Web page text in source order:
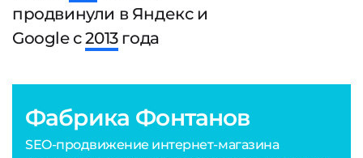
продвинули в Яндекс и
Google с2013года
Фабрика Фонтанов
SEO-продвижение интернет-магазина